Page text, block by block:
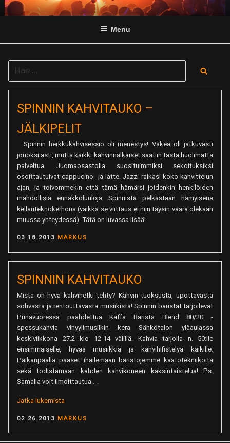
Skip
to
Menu
Search
for:
SPINNIN KAHVITAUKO –
JÄLKIPELIT
Spinnin herkkukahvisessio oli menestys! Väkeä oli jatkuvasti
jonoksi asti, mutta kaikki kahvinnälkäiset saatiin tästä huolimatta
palveltua. Juomaosastolla suosituimmiksi sekoituksiksi
osoittautuivat cappucino ja latte. Jazzi raikasi koko kahvittelun
ajan, ja toivommekin että tämä hämärsi joidenkin henkilöiden
mahdollisia ennakkoluuloja Spinnistä pelkästään hämyisenä
kellariteknokerhona (vaikka se viittaus ei niin täysin väärä olekaan
muussa yhteydessä). Tätä on luvassa lisää!
POSTED
03.18.2013 MARKUS
SPINNIN KAHVITAUKO
Mistä on hyvä kahvihetki tehty? Kahvin tuoksusta, upottavasta
sohvasta ja rentouttavasta musiikista! Spinnin baristat tarjoilevat
Punavuoressa paahdettua Kaffa Barista Blend 80/20 -
spessukahvia vinyylimusiikin kera Sähkötalon yläaulassa
keskiviikkona 27.2 klo 12-14 välillä. Kahvia tarjolla n. 50:lle
ensimmäiselle, hyvää musiikkia ja kahvihifistelyä kaikille.
Paikanpäällä pääset ihailemaan baristojemme kaatotekniikoita
sekä todistamaan kahden kahvikoneen kaksintaistelua! Ps.
Samalla voit ilmoittautua …
Jatka lukemista
POSTED
02.26.2013 MARKUS